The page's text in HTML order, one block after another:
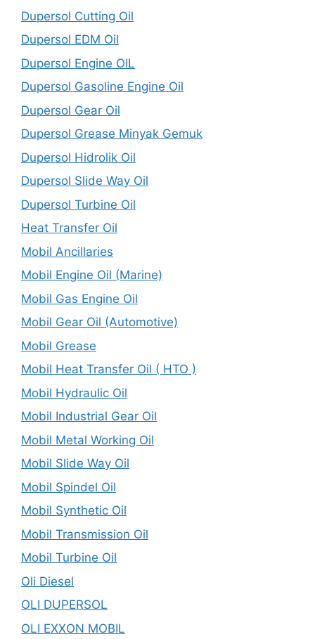
Dupersol Cutting Oil
Dupersol EDM Oil
Dupersol Engine OIL
Dupersol Gasoline Engine Oil
Dupersol Gear Oil
Dupersol Grease Minyak Gemuk
Dupersol Hidrolik Oil
Dupersol Slide Way Oil
Dupersol Turbine Oil
Heat Transfer Oil
Mobil Ancillaries
Mobil Engine Oil (Marine)
Mobil Gas Engine Oil
Mobil Gear Oil (Automotive)
Mobil Grease
Mobil Heat Transfer Oil ( HTO )
Mobil Hydraulic Oil
Mobil Industrial Gear Oil
Mobil Metal Working Oil
Mobil Slide Way Oil
Mobil Spindel Oil
Mobil Synthetic Oil
Mobil Transmission Oil
Mobil Turbine Oil
Oli Diesel
OLI DUPERSOL
OLI EXXON MOBIL